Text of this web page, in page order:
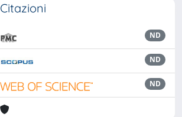
Citazioni
ND
ND
ND